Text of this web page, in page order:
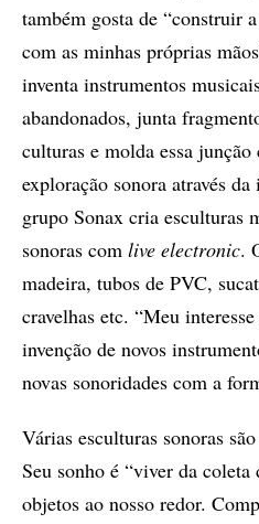
também gosta de “construir
com as minhas próprias
inventa instrumentos
abandonados, junta
culturas e molda essa
exploração sonora através
grupo Sonax cria esculturas
sonoras com live electronic.
madeira, tubos de PVC,
cravelhas etc. “Meu
invenção de novos
novas sonoridades com a
Várias esculturas sonoras
Seu sonho é “viver da
objetos ao nosso redor.